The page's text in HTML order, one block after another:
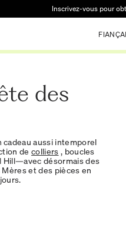
Inscrivez-vous pour
des
cadeau aussi intemporel
decolliers , boucles
Hill—avec désormais des
et des pièces en